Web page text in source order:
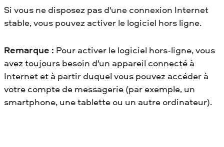
Si vous ne disposez pas d'une connexion Internet
stable, vous pouvez activer le logiciel hors ligne.
Remarque : Pour activer le logiciel hors-ligne, vous
avez toujours besoin d'un appareil connecté à
Internet et à partir duquel vous pouvez accéder à
votre compte de messagerie (par exemple, un
smartphone, une tablette ou un autre ordinateur).